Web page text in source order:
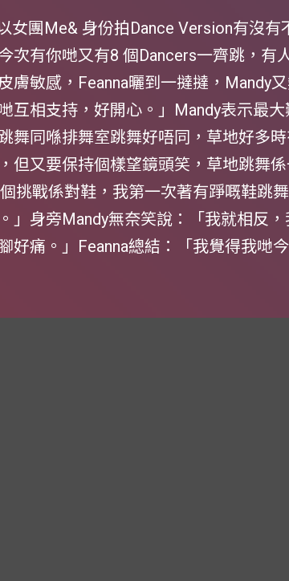
女團Me& 身份拍Dance Version有沒有
次有你哋又有8 個Dancers一齊跳，有
膚敏感，Feanna曬到一撻撻，Mandy
互相支持，好開心。」Mandy表示最大
舞同喺排舞室跳舞好唔同，草地好多時
但又要保持個樣望鏡頭笑，草地跳舞
挑戰係對鞋，我第一次著有踭嘅鞋跳
」身旁Mandy無奈笑說：「我就相反
好痛。」Feanna總結：「我覺得我哋